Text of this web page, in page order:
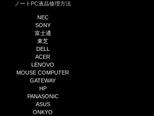
ノートPC液晶修理方法
NEC
SONY
富士通
東芝
DELL
ACER
LENOVO
MOUSE COMPUTER
GATEWAY
HP
PANASONIC
ASUS
ONKYO